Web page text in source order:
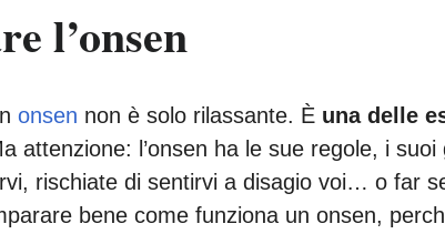
l’onsen
onsen non è solo rilassante. È una delle
attenzione: l’onsen ha le sue regole, i
rischiate di sentirvi a disagio voi… o far
bene come funziona un onsen,